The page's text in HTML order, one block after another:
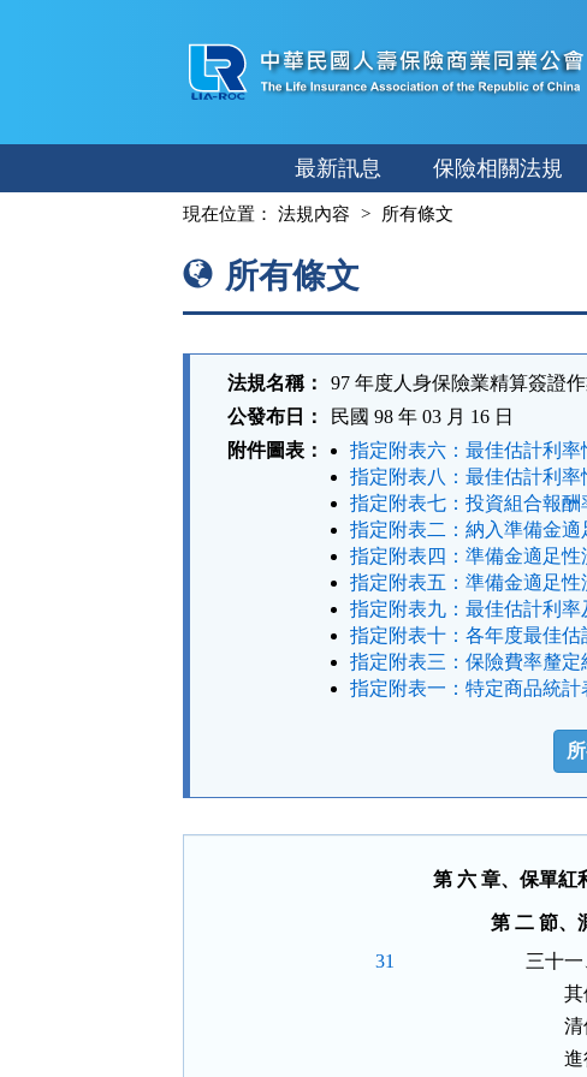
容
最新訊息 保險相關法規
現在位置： 法規內容 所有條文
所有條文
法規名稱：
97 年度人身保險業精算簽證
公發布日：
民國 98 年 03 月 16 日
附件圖表：
指定附表六：最佳估計利
指定附表八：最佳估計利
指定附表七：投資組合報酬
指定附表二：納入準備金
指定附表四：準備金適足性
指定附表五：準備金適足性
指定附表九：最佳估計利
指定附表十：各年度最佳
指定附表三：保險費率釐
指定附表一：特定商品統計
能
第 六 章、保單紅
第 二 節、
31
三十